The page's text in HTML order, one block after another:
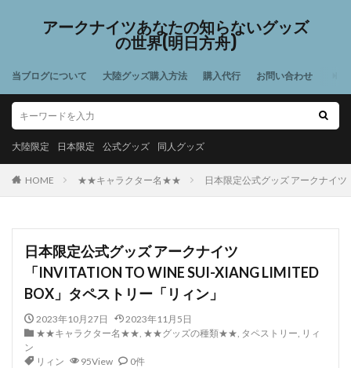
アークナイツあなたの知らないグッズ
の世界(明日方舟)
当ブログについて 大陸グッズ購入方法 購入代行 お問い合わせ
大陸限定 日本限定 公式グッズ 同人グッズ
HOME ★★キャラクター名★★ 日本限定公式グッズ アークナイツ
日本限定公式グッズ アークナイツ
「INVITATION TO WINE SUI-XIANG LIMITED
BOX」タペストリー「リィン」
2023年10月27日
2023年11月5日
★★キャラクター名★★, ★★グッズの種類★★, タペストリー, リィ
ン
リィン
95View 0件